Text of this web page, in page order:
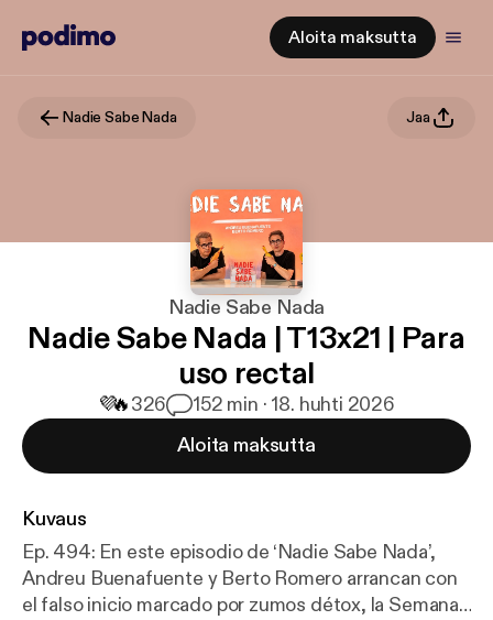
Aloita maksutta
Nadie Sabe Nada Jaa
Nadie Sabe Nada
Nadie Sabe Nada | T13x21 | Para
uso rectal
💜🔥326 152 min · 18. huhti 2026
Aloita maksutta
Kuvaus
Ep. 494: En este episodio de ‘Nadie Sabe Nada’,
Andreu Buenafuente y Berto Romero arrancan con
el falso inicio marcado por zumos détox, la Semana